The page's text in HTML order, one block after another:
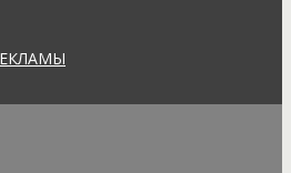
земли
Архангельскархив